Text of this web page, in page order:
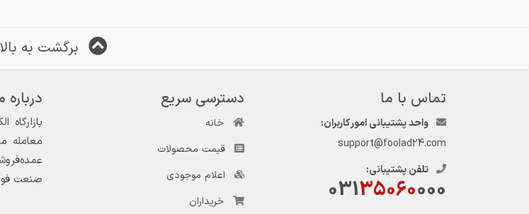
برگشت به بالا
تماس با ما
واحد پشتیبانی امور کاربران:
support@foolad24.com
تلفن پشتیبانی:
03135060000
دسترسی سریع
خانه
قیمت محصولات
اعلام موجودی
خریداران
درباره
معامله
صنعت